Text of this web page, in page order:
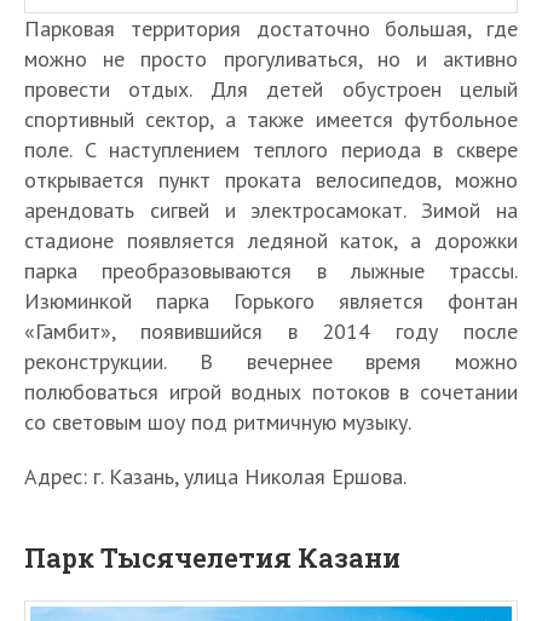
Парковая территория достаточно большая, где
можно не просто прогуливаться, но и активно
провести отдых. Для детей обустроен целый
спортивный сектор, а также имеется футбольное
поле. С наступлением теплого периода в сквере
открывается пункт проката велосипедов, можно
арендовать сигвей и электросамокат. Зимой на
стадионе появляется ледяной каток, а дорожки
парка преобразовываются в лыжные трассы.
Изюминкой парка Горького является фонтан
«Гамбит», появившийся в 2014 году после
реконструкции. В вечернее время можно
полюбоваться игрой водных потоков в сочетании
со световым шоу под ритмичную музыку.
Адрес: г. Казань, улица Николая Ершова.
Парк Тысячелетия Казани